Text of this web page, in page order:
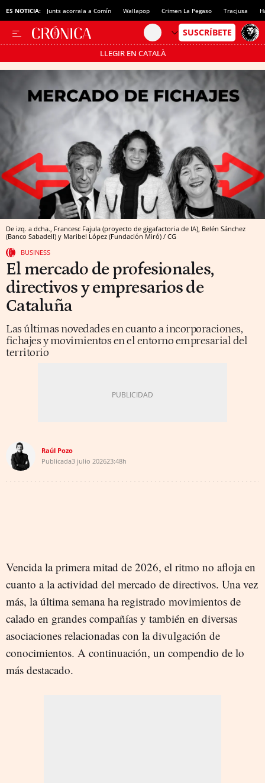
ES NOTICIA: Junts acorrala a Comín Wallapop Crimen La Pegaso Tracjusa
LLEGIR EN CATALÀ
Pásate al MODO AHORRO
De izq. a dcha., Francesc Fajula (proyecto de gigafactoria de IA), Belén Sánchez
(Banco Sabadell) y Maribel López (Fundación Miró) / CG
BUSINESS
El mercado de profesionales,
directivos y empresarios de
Cataluña
Las últimas novedades en cuanto a incorporaciones,
fichajes y movimientos en el entorno empresarial del
territorio
Raúl Pozo
Publicada3 julio 202623:48h
Vencida la primera mitad de 2026, el ritmo no afloja en
cuanto a la actividad del mercado de directivos. Una vez
más, la última semana ha registrado movimientos de
calado en grandes compañías y también en diversas
asociaciones relacionadas con la divulgación de
conocimientos. A continuación, un compendio de lo
más destacado.